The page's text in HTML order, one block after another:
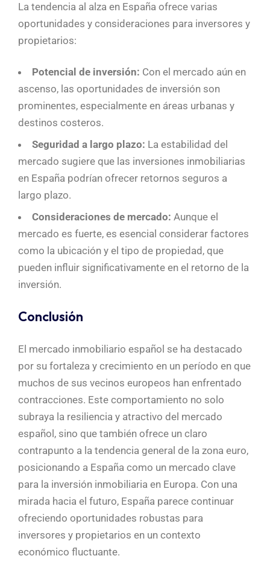
La tendencia al alza en España ofrece varias
oportunidades y consideraciones para inversores y
propietarios:
Potencial de inversión: Con el mercado aún en
ascenso, las oportunidades de inversión son
prominentes, especialmente en áreas urbanas y
destinos costeros.
Seguridad a largo plazo: La estabilidad del
mercado sugiere que las inversiones inmobiliarias
en España podrían ofrecer retornos seguros a
largo plazo.
Consideraciones de mercado: Aunque el
mercado es fuerte, es esencial considerar factores
como la ubicación y el tipo de propiedad, que
pueden influir significativamente en el retorno de la
inversión.
Conclusión
El mercado inmobiliario español se ha destacado
por su fortaleza y crecimiento en un período en que
muchos de sus vecinos europeos han enfrentado
contracciones. Este comportamiento no solo
subraya la resiliencia y atractivo del mercado
español, sino que también ofrece un claro
contrapunto a la tendencia general de la zona euro,
posicionando a España como un mercado clave
para la inversión inmobiliaria en Europa. Con una
mirada hacia el futuro, España parece continuar
ofreciendo oportunidades robustas para
inversores y propietarios en un contexto
económico fluctuante.